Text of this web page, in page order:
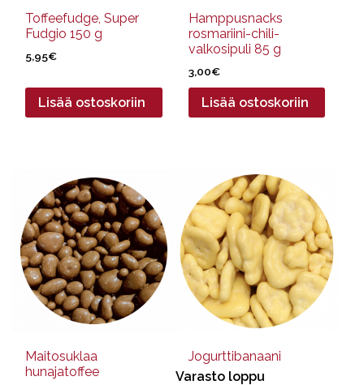
Toffeefudge, Super
Fudgio 150 g
5,95€
Lisää ostoskoriin
Hamppusnacks
rosmariini-chili-
valkosipuli 85 g
3,00€
Lisää ostoskoriin
Maitosuklaa
hunajatoffee
tuotteella
useampi
muunnelma.
Voit
tehdä
valinnat
sivulla.
Jogurttibanaani
Varasto loppu
tuotteella
on
useampi
muunnelma.
Voit
tehdä
valinnat
sivulla.